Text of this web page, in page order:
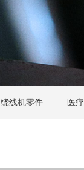
绕线机零件 医